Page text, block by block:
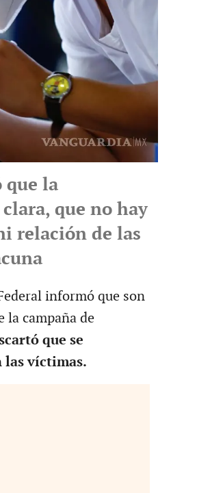
que la
que no hay
relación de las
informó que son
la campaña de
que se
las víctimas.